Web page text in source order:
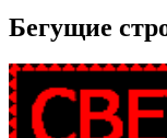
Бегущие